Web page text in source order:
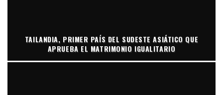
TAILANDIA, PRIMER PAÍS DEL SUDESTE ASIÁTICO QUE
APRUEBA EL MATRIMONIO IGUALITARIO